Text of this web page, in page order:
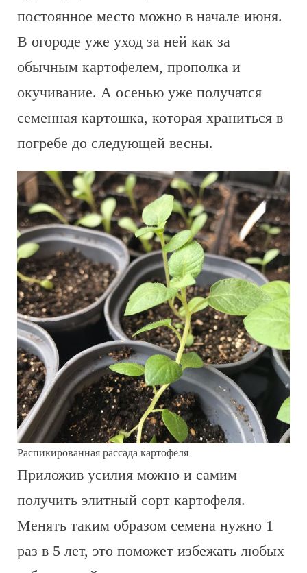
постоянное место можно в начале июня.
В огороде уже уход за ней как за
обычным картофелем, прополка и
окучивание. А осенью уже получатся
семенная картошка, которая храниться в
погребе до следующей весны.
Распикированная рассада картофеля
Приложив усилия можно и самим
получить элитный сорт картофеля.
Менять таким образом семена нужно 1
раз в 5 лет, это поможет избежать любых